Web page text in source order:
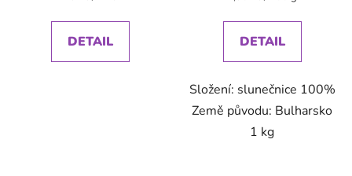
DETAIL DETAIL
Složení: slunečnice 100%
Země původu: Bulharsko
1 kg